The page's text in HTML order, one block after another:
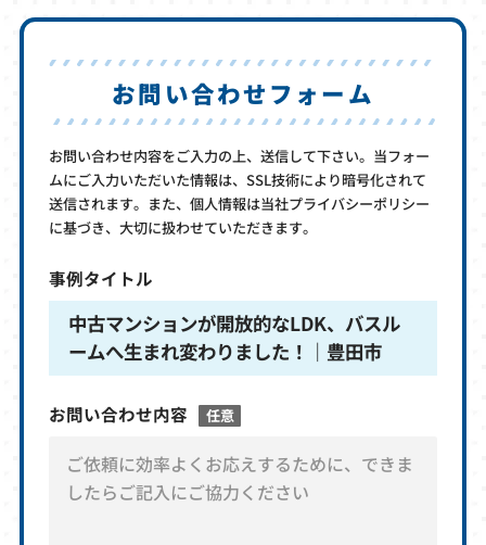
お問い合わせフォーム
お問い合わせ内容をご入力の上、送信して下さい。当フォー
ムにご入力いただいた情報は、SSL技術により暗号化されて
送信されます。また、個人情報は当社プライバシーポリシー
に基づき、大切に扱わせていただきます。
事例タイトル
中古マンションが開放的なLDK、バスル
ームへ生まれ変わりました！｜豊田市
お問い合わせ内容 任意